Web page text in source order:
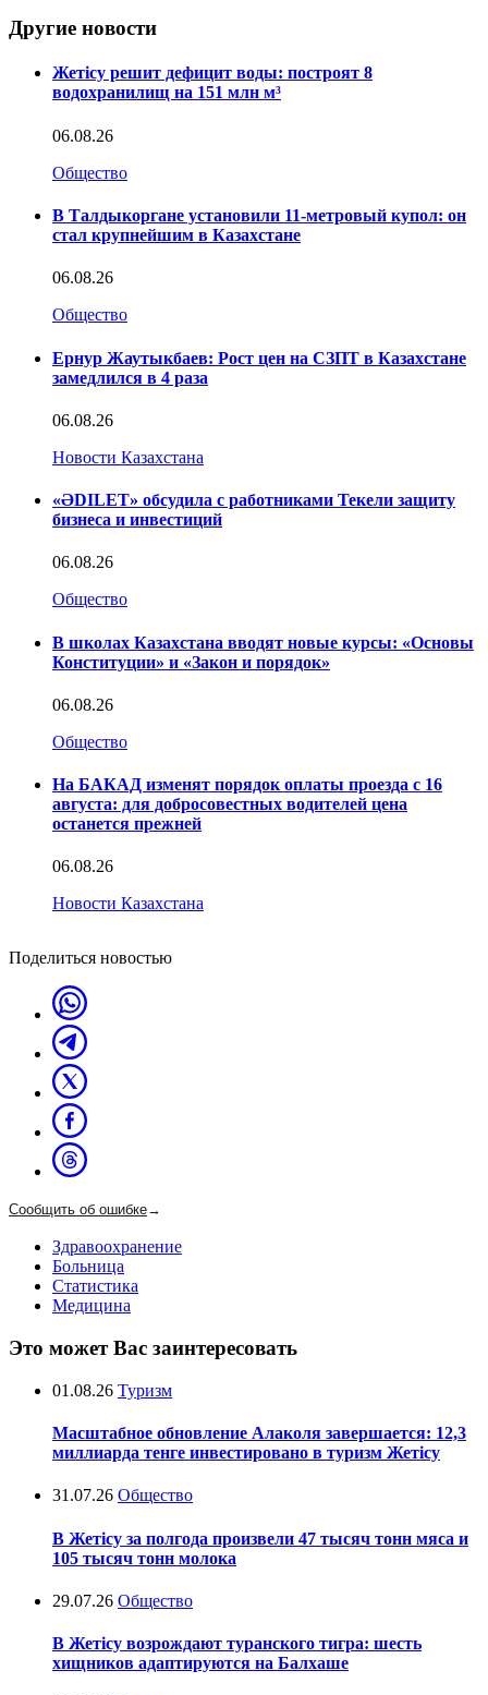
Другие новости
Жетісу решит дефицит воды: построят 8
водохранилищ на 151 млн м³
06.08.26
Общество
В Талдыкоргане установили 11-метровый купол: он
стал крупнейшим в Казахстане
06.08.26
Общество
Ернур Жаутыкбаев: Рост цен на СЗПТ в Казахстане
замедлился в 4 раза
06.08.26
Новости Казахстана
«ӘDILET» обсудила с работниками Текели защиту
бизнеса и инвестиций
06.08.26
Общество
В школах Казахстана вводят новые курсы: «Основы
Конституции» и «Закон и порядок»
06.08.26
Общество
На БАКАД изменят порядок оплаты проезда с 16
августа: для добросовестных водителей цена
останется прежней
06.08.26
Новости Казахстана
Поделиться новостью
Сообщить об ошибке→
Здравоохранение
Больница
Статистика
Медицина
Это может Вас заинтересовать
01.08.26 Туризм
Масштабное обновление Алаколя завершается: 12,3
миллиарда тенге инвестировано в туризм Жетісу
31.07.26 Общество
В Жетісу за полгода произвели 47 тысяч тонн мяса и
105 тысяч тонн молока
29.07.26 Общество
В Жетісу возрождают туранского тигра: шесть
хищников адаптируются на Балхаше